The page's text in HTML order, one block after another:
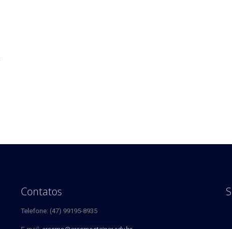
Contatos
Telefone: (47) 99195-8935